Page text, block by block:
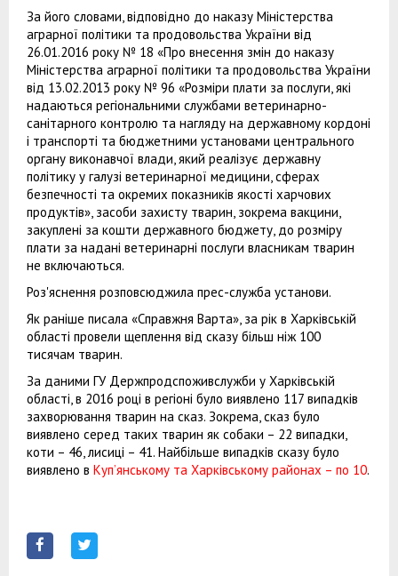
За його словами, відповідно до наказу Міністерства
аграрної політики та продовольства України від
26.01.2016 року № 18 «Про внесення змін до наказу
Міністерства аграрної політики та продовольства України
від 13.02.2013 року № 96 «Розміри плати за послуги, які
надаються регіональними службами ветеринарно-
санітарного контролю та нагляду на державному кордоні
і транспорті та бюджетними установами центрального
органу виконавчої влади, який реалізує державну
політику у галузі ветеринарної медицини, сферах
безпечності та окремих показників якості харчових
продуктів», засоби захисту тварин, зокрема вакцини,
закуплені за кошти державного бюджету, до розміру
плати за надані ветеринарні послуги власникам тварин
не включаються.
Роз'яснення розповсюджила прес-служба установи.
Як раніше писала «Справжня Варта», за рік в Харківській
області провели щеплення від сказу більш ніж 100
тисячам тварин.
За даними ГУ Держпродспоживслужби у Харківській
області, в 2016 році в регіоні було виявлено 117 випадків
захворювання тварин на сказ. Зокрема, сказ було
виявлено серед таких тварин як собаки – 22 випадки,
коти – 46, лисиці – 41. Найбільше випадків сказу було
виявлено в Куп’янському та Харківському районах – по 10.